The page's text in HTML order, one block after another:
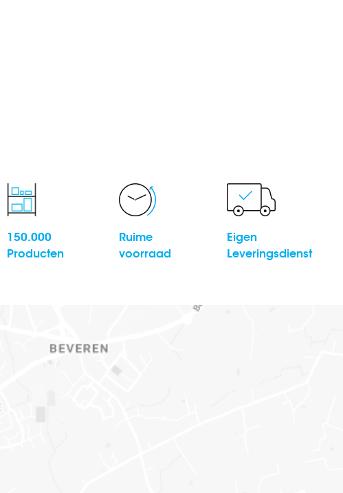
150.000
Producten
Ruime
voorraad
Eigen
Leveringsdienst